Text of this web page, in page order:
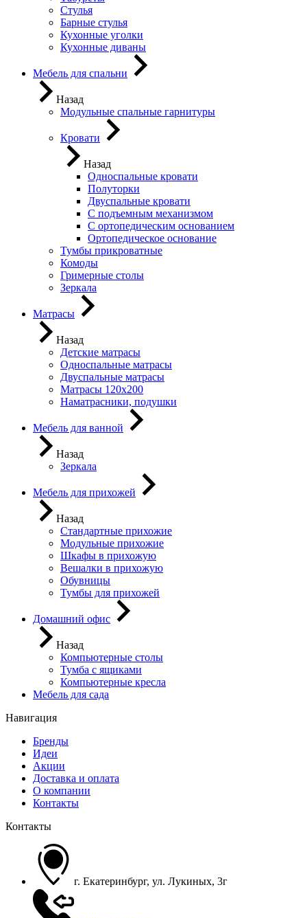
Стулья
Барные стулья
Кухонные уголки
Кухонные диваны
Мебель для спальни
Назад
Модульные спальные гарнитуры
Кровати
Назад
Односпальные кровати
Полуторки
Двуспальные кровати
С подъемным механизмом
С ортопедическим основанием
Ортопедическое основание
Тумбы прикроватные
Комоды
Гримерные столы
Зеркала
Матрасы
Назад
Детские матрасы
Односпальные матрасы
Двуспальные матрасы
Матрасы 120х200
Наматрасники, подушки
Мебель для ванной
Назад
Зеркала
Мебель для прихожей
Назад
Стандартные прихожие
Модульные прихожие
Шкафы в прихожую
Вешалки в прихожую
Обувницы
Тумбы для прихожей
Домашний офис
Назад
Компьютерные столы
Тумба с ящиками
Компьютерные кресла
Мебель для сада
Навигация
Бренды
Идеи
Акции
Доставка и оплата
О компании
Контакты
Контакты
г. Екатеринбург, ул. Лукиных, 3г